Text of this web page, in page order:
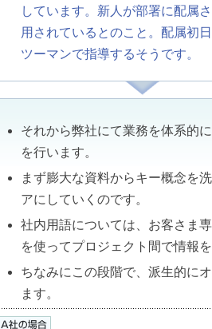
しています。新人が部署に配属
用されているとのこと。配属初
ツーマンで指導するそうです。
それから弊社にて業務を体系的
を行います。
まず膨大な資料からキー概念を
アにしていくのです。
社内用語については、お客さま
を使ってプロジェクト間で情報
ちなみにこの段階で、派生的に
ます。